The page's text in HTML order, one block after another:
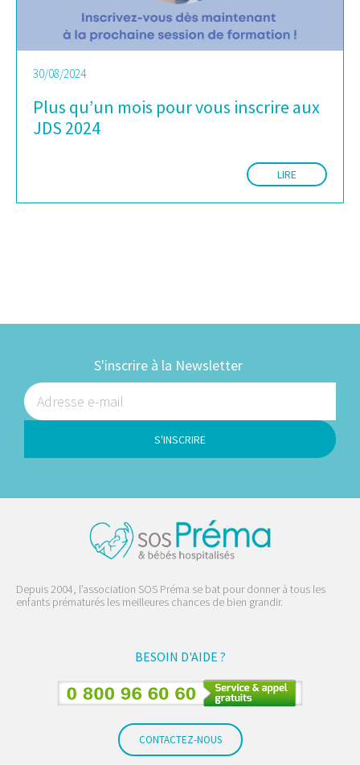
30/08/2024
Plus qu’un mois pour vous inscrire aux
JDS 2024
LIRE
S'inscrire à la Newsletter
S'INSCRIRE
Depuis 2004, l’association SOS Préma se bat pour donner à tous les
enfants prématurés les meilleures chances de bien grandir.
BESOIN D'AIDE ?
CONTACTEZ-NOUS